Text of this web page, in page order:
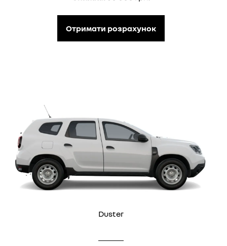
Отримати розрахунок
Duster